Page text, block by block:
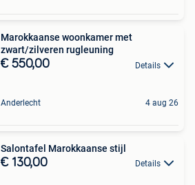
Marokkaanse woonkamer met
zwart/zilveren rugleuning
€ 550,00 Details
Anderlecht 4 aug 26
Salontafel Marokkaanse stijl
€ 130,00 Details